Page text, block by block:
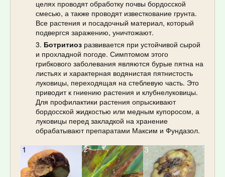
целях проводят обработку почвы бордосской
смесью, а также проводят известкование грунта.
Все растения и посадочный материал, который
подвергся заражению, уничтожают.
Ботритиоз развивается при устойчивой сырой
и прохладной погоде. Симптомом этого
грибкового заболевания являются бурые пятна на
листьях и характерная водянистая пятнистость
луковицы, переходящая на стеблевую часть. Это
приводит к гниению растения и клубнелуковицы.
Для профилактики растения опрыскивают
бордосской жидкостью или медным купоросом, а
луковицы перед закладкой на хранение
обрабатывают препаратами Максим и Фундазол.